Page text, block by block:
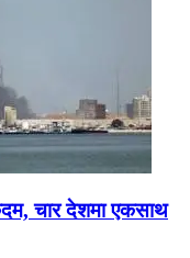
चार देशमा एकसाथ